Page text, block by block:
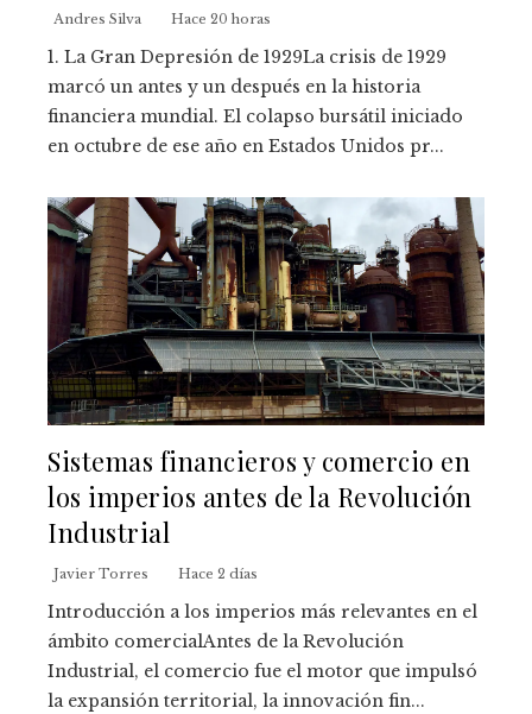
Andres Silva Hace 20 horas
1. La Gran Depresión de 1929La crisis de 1929
marcó un antes y un después en la historia
financiera mundial. El colapso bursátil iniciado
en octubre de ese año en Estados Unidos pr...
Sistemas financieros y comercio en
los imperios antes de la Revolución
Industrial
Javier Torres Hace 2 días
Introducción a los imperios más relevantes en el
ámbito comercialAntes de la Revolución
Industrial, el comercio fue el motor que impulsó
la expansión territorial, la innovación fin...